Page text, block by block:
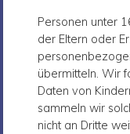
Personen unter
der Eltern oder
übermitteln. Wir
Daten von
sammeln wir
nicht an Dritte